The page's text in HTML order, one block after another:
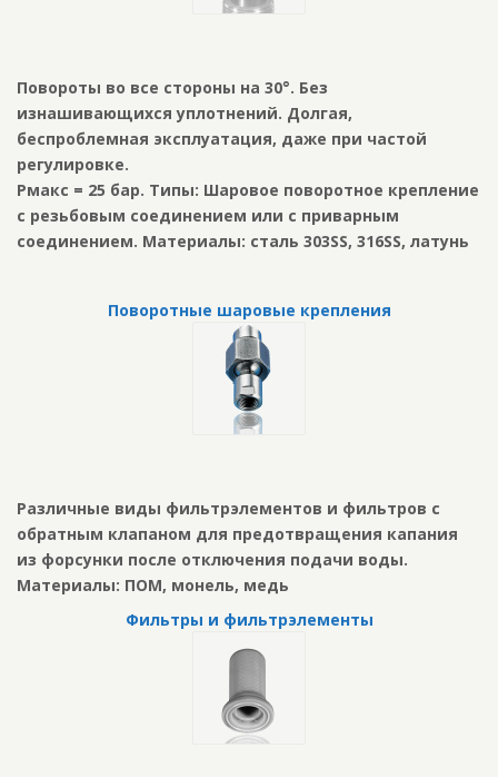
Повороты во все стороны на 30°. Без
изнашивающихся уплотнений. Долгая,
беспроблемная эксплуатация, даже при частой
регулировке.
Pмакс = 25 бар. Типы: Шаровое поворотное крепление
с резьбовым соединением или с приварным
соединением. Материалы: сталь 303SS, 316SS, латунь
Поворотные шаровые крепления
Различные виды фильтрэлементов и фильтров с
обратным клапаном для предотвращения капания
из форсунки после отключения подачи воды.
Материалы: ПОМ, монель, медь
Фильтры и фильтрэлементы